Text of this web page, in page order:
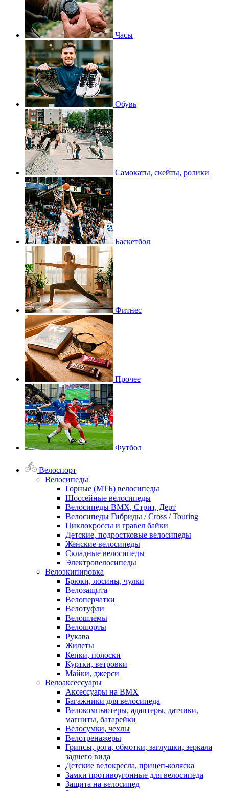
Часы
Обувь
Самокаты, скейты, ролики
Баскетбол
Фитнес
Прочее
Футбол
Велоспорт
Велосипеды
Горные (МТБ) велосипеды
Шоссейные велосипеды
Велосипеды BMX, Стрит, Дерт
Велосипеды Гибриды / Cross / Touring
Циклокроссы и гравел байки
Детские, подростковые велосипеды
Женские велосипеды
Складные велосипеды
Электровелосипеды
Велоэкипировка
Брюки, лосины, чулки
Велозащита
Велоперчатки
Велотуфли
Велошлемы
Велошорты
Рукава
Жилеты
Кепки, полоски
Куртки, ветровки
Майки, джерси
Велоаксессуары
Аксессуары на BMX
Багажники для велосипеда
Велокомпьютеры, адаптеры, датчики,
магниты, батарейки
Велосумки, чехлы
Велотренажеры
Грипсы, рога, обмотки, заглушки, зеркала
заднего вида
Детские велокресла, прицеп-коляска
Замки противоугонные для велосипеда
Защита на велосипед